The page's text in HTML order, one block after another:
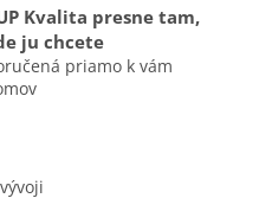
Kvalita presne tam,
ju chcete
priamo k vám